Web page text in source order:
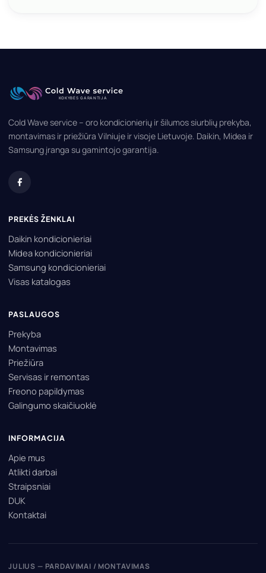
Cold Wave service – oro kondicionierių ir šilumos siurblių prekyba,
montavimas ir priežiūra Vilniuje ir visoje Lietuvoje. Daikin, Midea ir
Samsung įranga su gamintojo garantija.
PREKĖS ŽENKLAI
Daikin kondicionieriai
Midea kondicionieriai
Samsung kondicionieriai
Visas katalogas
PASLAUGOS
Prekyba
Montavimas
Priežiūra
Servisas ir remontas
Freono papildymas
Galingumo skaičiuoklė
INFORMACIJA
Apie mus
Atlikti darbai
Straipsniai
DUK
Kontaktai
JULIUS — PARDAVIMAI / MONTAVIMAS